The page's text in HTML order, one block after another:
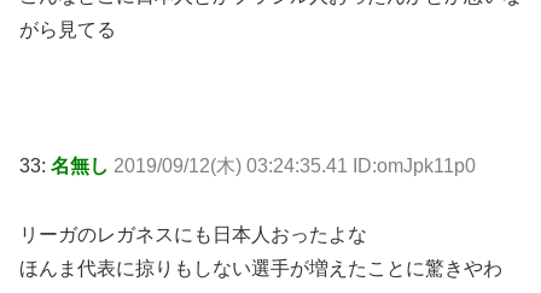
がら見てる
33: 名無し 2019/09/12(木) 03:24:35.41 ID:omJpk11p0
リーガのレガネスにも日本人おったよな
ほんま代表に掠りもしない選手が増えたことに驚きやわ